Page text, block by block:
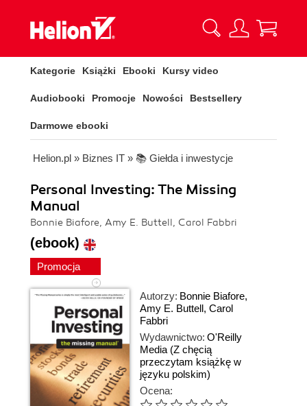
Kategorie Książki Ebooki Kursy video
Audiobooki Promocje Nowości Bestsellery
Darmowe ebooki
Helion.pl » Biznes IT » 📚 Giełda i inwestycje
Personal Investing: The Missing
Manual
Bonnie Biafore, Amy E. Buttell, Carol Fabbri
(ebook)
Promocja
Autorzy: Bonnie Biafore,
Amy E. Buttell, Carol
Fabbri
Wydawnictwo: O'Reilly
Media (Z chęcią
przeczytam książkę w
języku polskim)
Ocena: